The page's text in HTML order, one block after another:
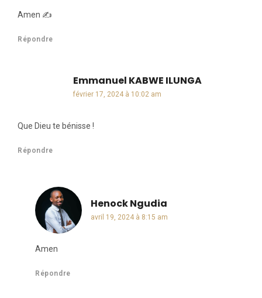
Amen ✍️
Répondre
Emmanuel KABWE ILUNGA
février 17, 2024 à 10:02 am
Que Dieu te bénisse !
Répondre
Henock Ngudia
avril 19, 2024 à 8:15 am
Amen
Répondre